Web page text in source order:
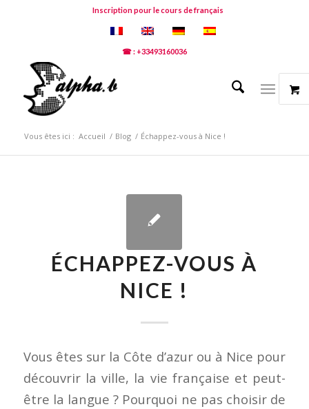
Inscription pour le cours de français
☎ : +33493160036
Vous êtes ici : Accueil / Blog / Échappez-vous à Nice !
ÉCHAPPEZ-VOUS À
NICE !
Vous êtes sur la Côte d’azur ou à Nice pour
découvrir la ville, la vie française et peut-
être la langue ? Pourquoi ne pas choisir de